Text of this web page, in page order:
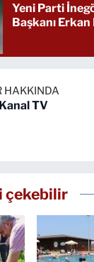
Yeni Parti
Başkanı
HAKKINDA
TV
çekebilir